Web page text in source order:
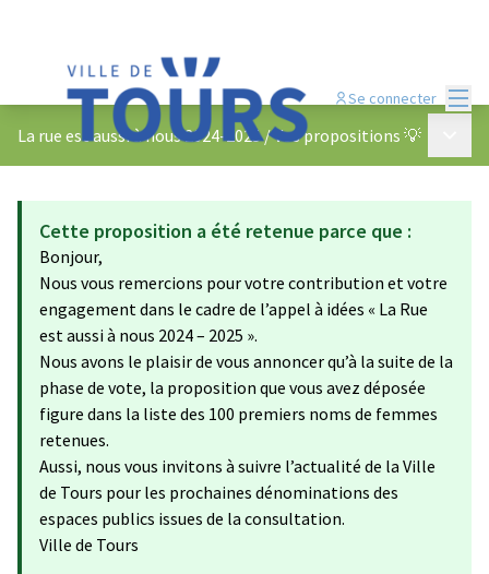
Se connecter
La rue est aussi à nous 2024-2025 /Vos propositions 💡
Cette proposition a été retenue parce que :
Bonjour,
Nous vous remercions pour votre contribution et votre
engagement dans le cadre de l’appel à idées « La Rue
est aussi à nous 2024 – 2025 ».
Nous avons le plaisir de vous annoncer qu’à la suite de la
phase de vote, la proposition que vous avez déposée
figure dans la liste des 100 premiers noms de femmes
retenues.
Aussi, nous vous invitons à suivre l’actualité de la Ville
de Tours pour les prochaines dénominations des
espaces publics issues de la consultation.
Ville de Tours